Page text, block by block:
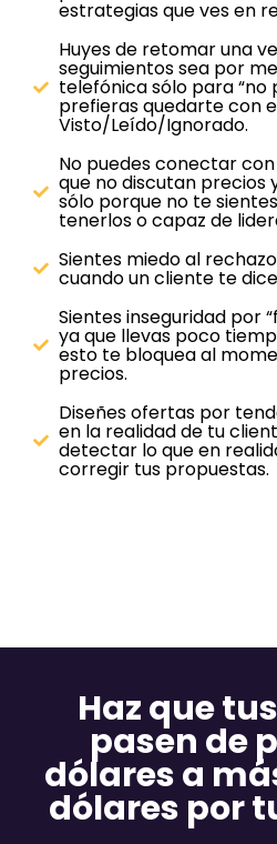
estrategias que ves en
Huyes de retomar una
seguimientos sea por
telefónica sólo para “no
prefieras quedarte con
Visto/Leído/Ignorado.
No puedes conectar
que no discutan precios
sólo porque no te
tenerlos o capaz de
Sientes miedo al
cuando un cliente te dice
Sientes inseguridad por
ya que llevas poco
esto te bloquea al
precios.
Diseñes ofertas por
en la realidad de tu
detectar lo que en
corregir tus propuestas.
Haz que
pasen de
dólares a
dólares por